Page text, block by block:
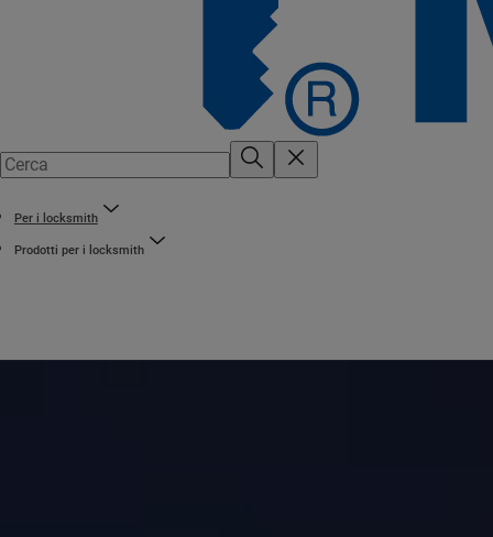
Per i locksmith
Prodotti per i locksmith